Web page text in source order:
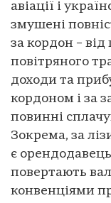
авіації і
змушені
за кордон –
повітряного
доходи та
кордоном і за
повинні
Зокрема, за
є
повертають
конвенціями